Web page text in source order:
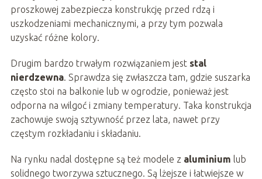
proszkowej zabezpiecza konstrukcję przed rdzą i
uszkodzeniami mechanicznymi, a przy tym pozwala
uzyskać różne kolory.
Drugim bardzo trwałym rozwiązaniem jest stal
nierdzewna. Sprawdza się zwłaszcza tam, gdzie suszarka
często stoi na balkonie lub w ogrodzie, ponieważ jest
odporna na wilgoć i zmiany temperatury. Taka konstrukcja
zachowuje swoją sztywność przez lata, nawet przy
częstym rozkładaniu i składaniu.
Na rynku nadal dostępne są też modele z aluminium lub
solidnego tworzywa sztucznego. Są lżejsze i łatwiejsze w